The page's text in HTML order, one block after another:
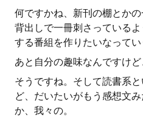
何ですかね、新刊の棚とか
背出しで一冊刺さっている
する番組を作りたいなってい
あと自分の趣味なんですけど
そうですね。そして読書系
ど、だいたいがもう感想文
か、我々の。